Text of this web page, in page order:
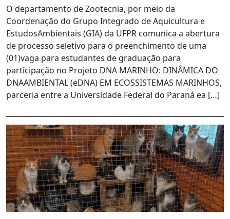
O departamento de Zootecnia, por meio da
Coordenação do Grupo Integrado de Aquicultura e
EstudosAmbientais (GIA) da UFPR comunica a abertura
de processo seletivo para o preenchimento de uma
(01)vaga para estudantes de graduação para
participação no Projeto DNA MARINHO: DINÂMICA DO
DNAAMBIENTAL (eDNA) EM ECOSSISTEMAS MARINHOS,
parceria entre a Universidade Federal do Paraná ea […]